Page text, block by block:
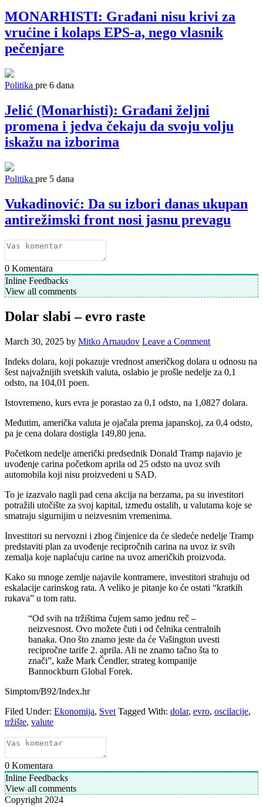
MONARHISTI: Građani nisu krivi za
vrućine i kolaps EPS-a, nego vlasnik
pečenjare
Politika pre 6 dana
Jelić (Monarhisti): Građani željni
promena i jedva čekaju da svoju volju
iskažu na izborima
Politika pre 5 dana
Vukadinović: Da su izbori danas ukupan
antirežimski front nosi jasnu prevagu
0 Komentara
Inline Feedbacks
View all comments
Dolar slabi – evro raste
March 30, 2025 by Mitko Arnaudov Leave a Comment
Indeks dolara, koji pokazuje vrednost američkog dolara u odnosu na
šest najvažnijih svetskih valuta, oslabio je prošle nedelje za 0,1
odsto, na 104,01 poen.
Istovremeno, kurs evra je porastao za 0,1 odsto, na 1,0827 dolara.
Međutim, američka valuta je ojačala prema japanskoj, za 0,4 odsto,
pa je cena dolara dostigla 149,80 jena.
Početkom nedelje američki predsednik Donald Tramp najavio je
uvođenje carina početkom aprila od 25 odsto na uvoz svih
automobila koji nisu proizvedeni u SAD.
To je izazvalo nagli pad cena akcija na berzama, pa su investitori
potražili utočište za svoj kapital, između ostalih, u valutama koje se
smatraju sigurnijim u neizvesnim vremenima.
Investitori su nervozni i zbog činjenice da će sledeće nedelje Tramp
predstaviti plan za uvođenje recipročnih carina na uvoz iz svih
zemalja koje naplaćuju carine na uvoz američkih proizvoda.
Kako su mnoge zemlje najavile kontramere, investitori strahuju od
eskalacije carinskog rata. A veliko je pitanje ko će ostati “kratkih
rukava” u tom ratu.
“Od svih na tržištima čujem samo jednu reč –
neizvesnost. Ovo možete čuti i od čelnika centralnih
banaka. Ono što znamo jeste da će Vašington uvesti
recipročne tarife 2. aprila. Ali ne znamo tačno šta to
znači”, kaže Mark Čendler, strateg kompanije
Bannockburn Global Forek.
Simptom/B92/Index.hr
Filed Under: Ekonomija, Svet Tagged With: dolar, evro, oscilacije,
tržište, valute
0 Komentara
Inline Feedbacks
View all comments
Copyright 2024